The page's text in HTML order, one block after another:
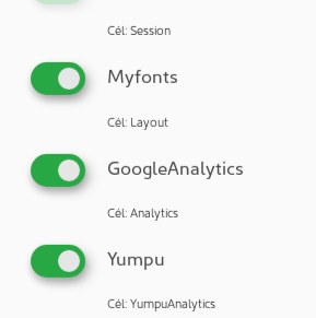
Enzler Hygiene AG
8005 Zürich
Svájc
Publikációk:
További publikációk a vállalattól / szerzőtől
Cél: Session
Myfonts
Cél: Layout
GoogleAnalytics
Cél: Analytics
Yumpu
Cél: YumpuAnalytics